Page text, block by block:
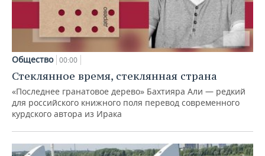
Общество 00:00
Стеклянное время, стеклянная страна
«Последнее гранатовое дерево» Бахтияра Али — редкий
для российского книжного поля перевод современного
курдского автора из Ирака